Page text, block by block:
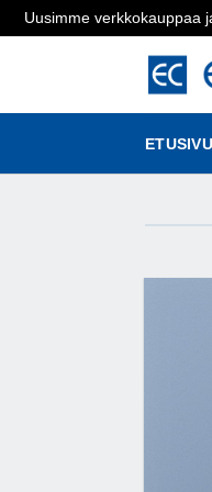
Uusimme verkkokauppaa
ETUSIVU